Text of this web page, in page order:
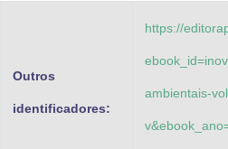
Outros
identificadores:
https://
ambientais-